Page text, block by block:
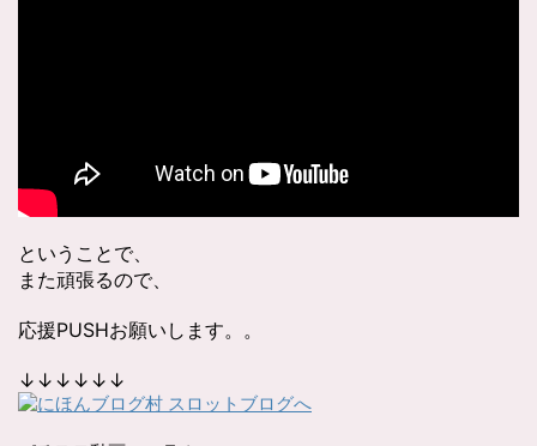
ということで、
また頑張るので、
応援PUSHお願いします。。
↓↓↓↓↓↓